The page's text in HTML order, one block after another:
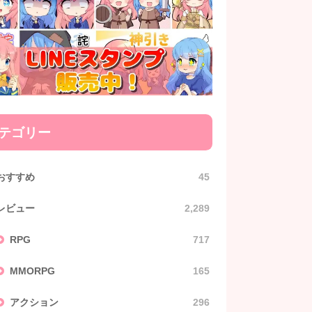
ゴリー
すすめ 45
ビュー 2,289
RPG 717
MMORPG 165
アクション 296